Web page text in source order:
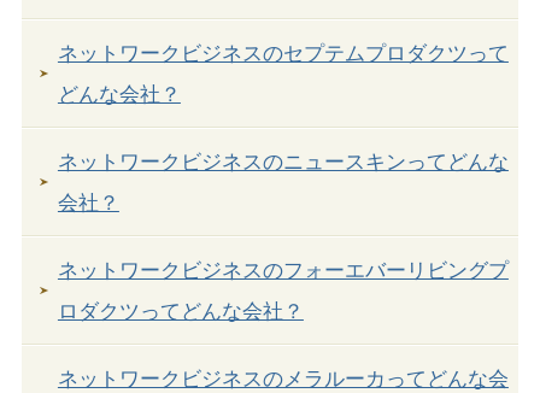
ネットワークビジネスのセプテムプロダクツって
どんな会社？
ネットワークビジネスのニュースキンってどんな
会社？
ネットワークビジネスのフォーエバーリビングプ
ロダクツってどんな会社？
ネットワークビジネスのメラルーカってどんな会